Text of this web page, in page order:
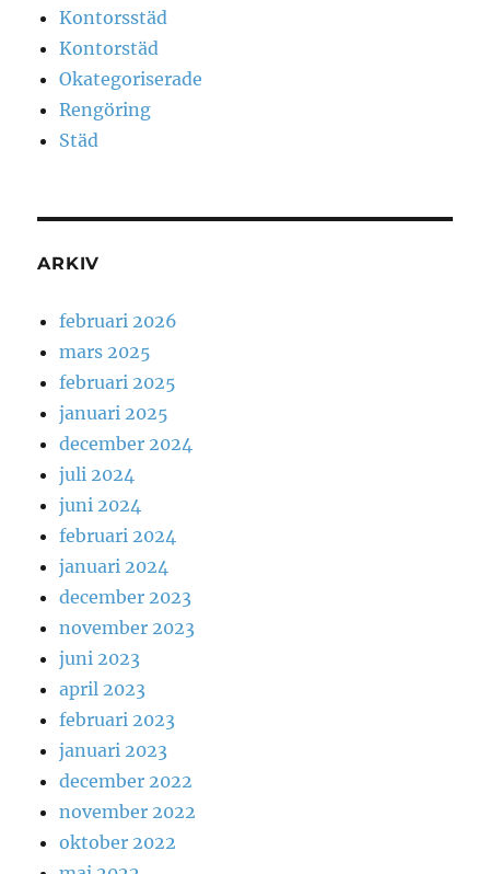
Kontorsstäd
Kontorstäd
Okategoriserade
Rengöring
Städ
ARKIV
februari 2026
mars 2025
februari 2025
januari 2025
december 2024
juli 2024
juni 2024
februari 2024
januari 2024
december 2023
november 2023
juni 2023
april 2023
februari 2023
januari 2023
december 2022
november 2022
oktober 2022